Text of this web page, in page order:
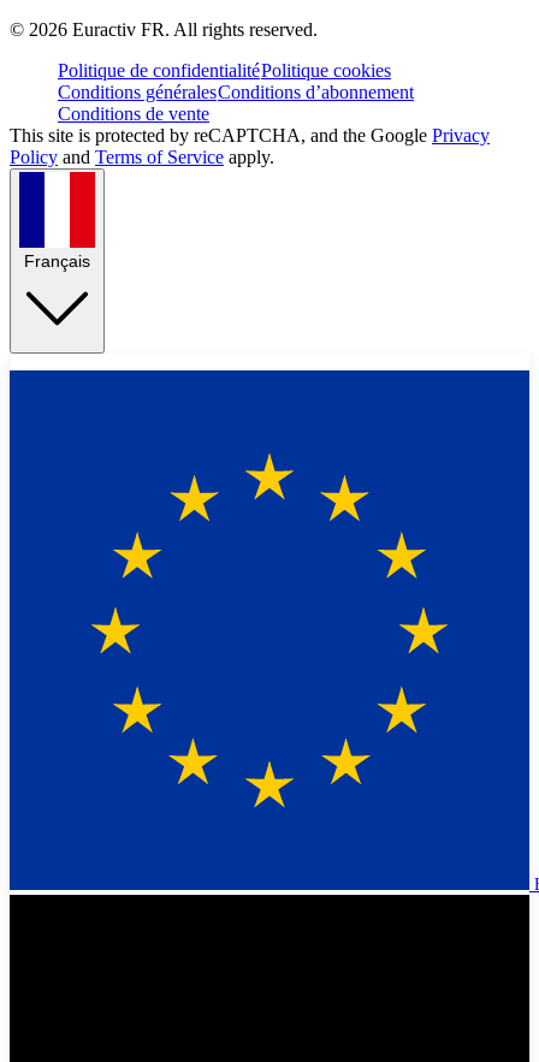
© 2026 Euractiv FR. All rights reserved.
Politique de confidentialitéPolitique cookies
Conditions généralesConditions d’abonnement
Conditions de vente
This site is protected by reCAPTCHA, and the Google Privacy
Policy and Terms of Service apply.
Français